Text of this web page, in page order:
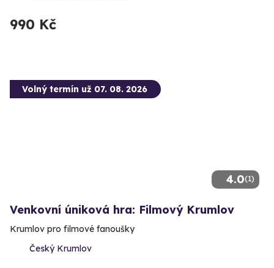
990 Kč
4.0(1)
Volný termín už 07. 08. 2026
Venkovní úniková hra: Filmový Krumlov
Krumlov pro filmové fanoušky
Český Krumlov